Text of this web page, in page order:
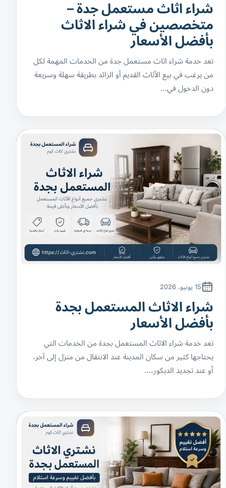
شراء اثاث مستعمل جدة –
متخصصين في شراء الاثاث
بأفضل الأسعار
تعد خدمة شراء اثاث مستعمل جدة من الخدمات المهمة لكل
من يرغب في بيع الأثاث القديم أو الزائد بطريقة سهلة وسريعة
دون الدخول في…
15 يونيو، 2026
شراء الاثاث المستعمل بجدة
بأفضل الأسعار
تعد خدمة شراء الاثاث المستعمل بجدة من الخدمات التي
يحتاجها كثير من سكان المدينة عند الانتقال من منزل إلى آخر،
أو عند تجديد الديكور،…